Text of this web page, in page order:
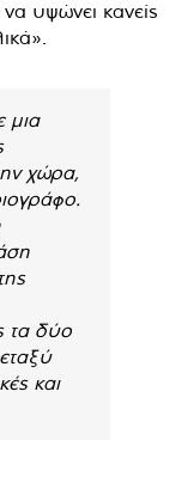
να υψώνει κανείς
μια
χώρα,
τα δύο
και